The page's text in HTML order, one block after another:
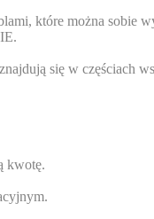
które można sobie
się w częściach
kwotę.